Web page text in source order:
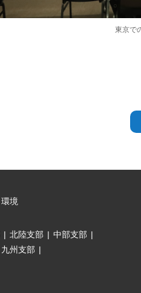
東京で
環境
| 北陸支部 | 中部支部 |
九州支部 |